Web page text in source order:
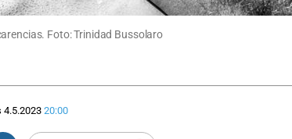
Foto: Trinidad Bussolaro
4.5.202320:00